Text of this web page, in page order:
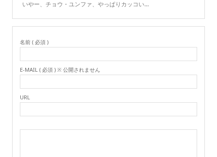
いやー、チョウ・ユンファ、やっぱりカッコい…
名前 ( 必須 )
E-MAIL ( 必須 ) ※ 公開されません
URL